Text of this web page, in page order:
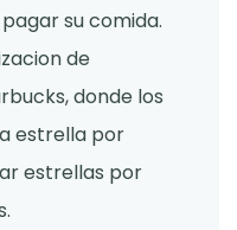
su comida.
de
donde los
estrella por
estrellas por